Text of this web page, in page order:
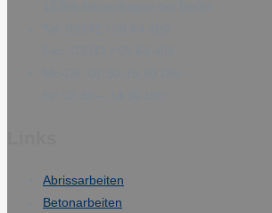
Abrissarbeiten
Betonarbeiten